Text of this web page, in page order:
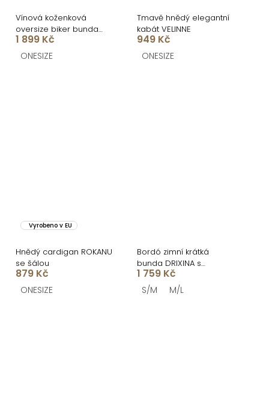
Vínová koženková
oversize biker bunda
DRAVINO
1 899 Kč
ONESIZE
Tmavě hnědý elegantní
kabát VELINNE
949 Kč
ONESIZE
Vyrobeno v EU
Hnědý cardigan ROKANU
se šálou
879 Kč
ONESIZE
Bordó zimní krátká
bunda DRIXINA s
kožíškem
1 759 Kč
S/M M/L